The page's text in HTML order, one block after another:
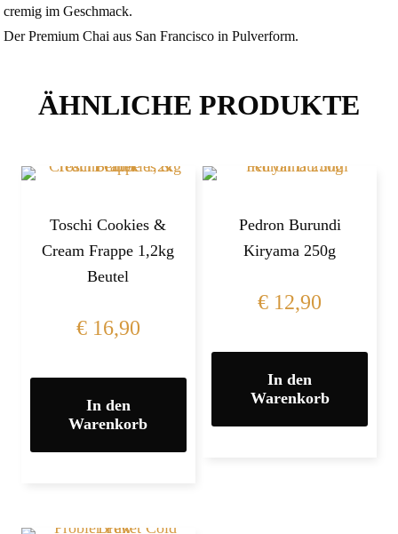
cremig im Geschmack.
Der Premium Chai aus San Francisco in Pulverform.
ÄHNLICHE PRODUKTE
Toschi Cookies &
Cream Frappe 1,2kg
Beutel
€16,90
In den
Warenkorb
Pedron Burundi
Kiryama 250g
€ 12,90
In den
Warenkorb